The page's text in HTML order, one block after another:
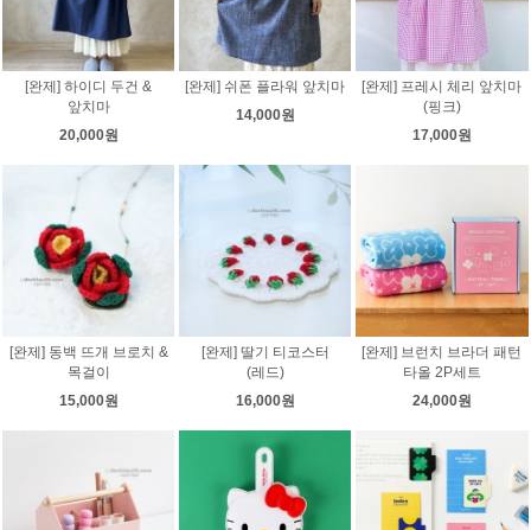
[완제] 하이디 두건 &
앞치마
20,000원
[완제] 쉬폰 플라워 앞치마
14,000원
[완제] 프레시 체리 앞치마
(핑크)
17,000원
[완제] 동백 뜨개 브로치 &
목걸이
15,000원
[완제] 딸기 티코스터
(레드)
16,000원
[완제] 브런치 브라더 패턴
타올 2P세트
24,000원